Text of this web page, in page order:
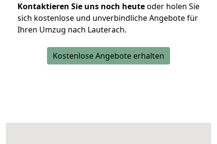
Kontaktieren Sie uns noch heuteoder holen Sie
sich kostenlose und unverbindliche Angebote für
Ihren Umzug nach Lauterach.
Kostenlose Angebote erhalten